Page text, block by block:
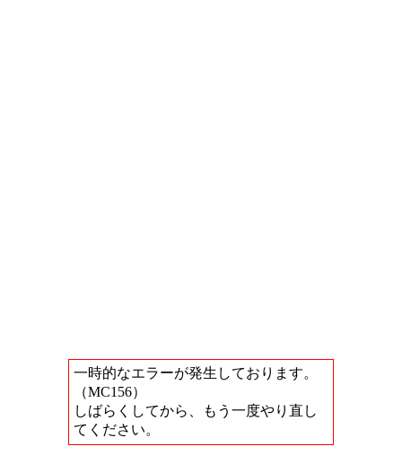
一時的なエラーが発生しております。
（MC156）
しばらくしてから、もう一度やり直し
てください。